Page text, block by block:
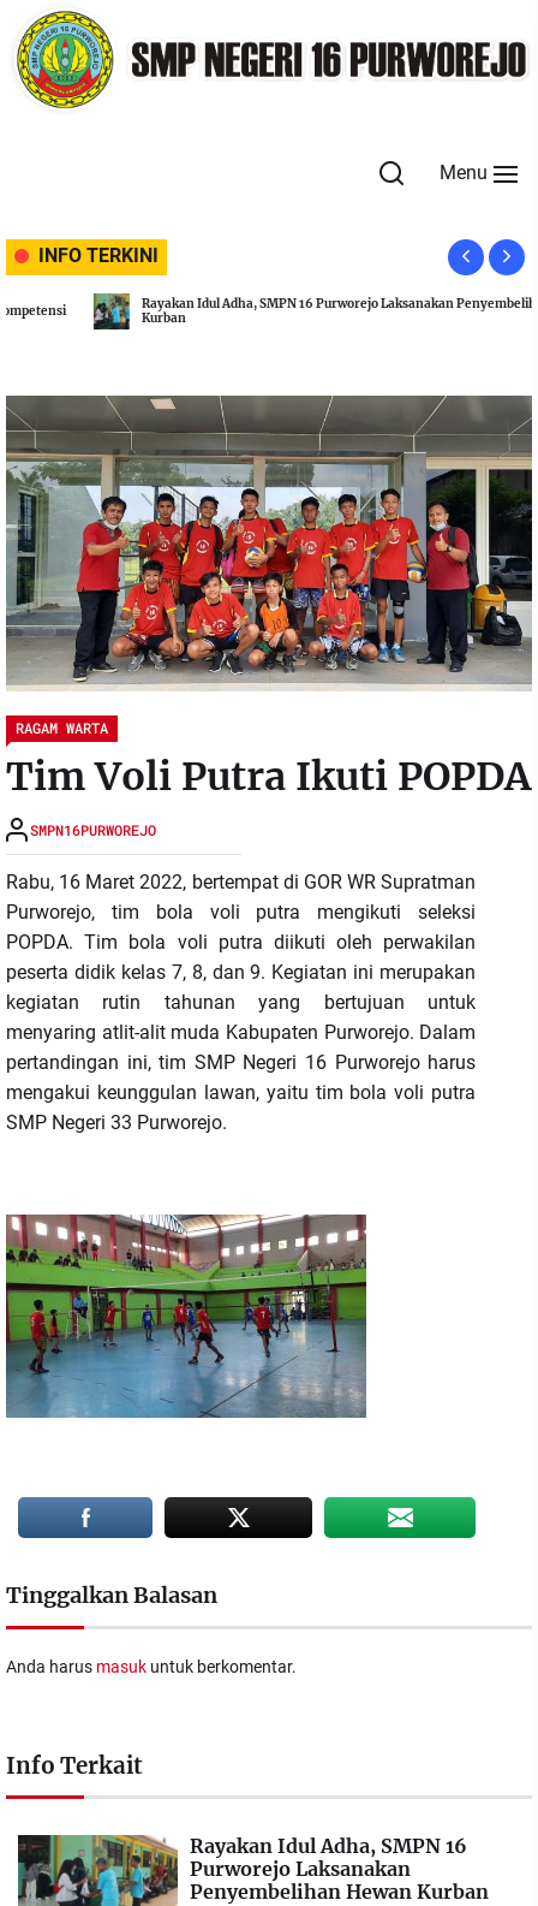
the
content
Menu
INFO TERKINI
Rayakan Idul Adha, SMPN 16 Purworejo Laksanakan Penyembelihan Hewan
Kurban
RAGAM WARTA
Tim Voli Putra Ikuti POPDA
SMPN16PURWOREJO
Rabu, 16 Maret 2022, bertempat di GOR WR Supratman
Purworejo, tim bola voli putra mengikuti seleksi
POPDA. Tim bola voli putra diikuti oleh perwakilan
peserta didik kelas 7, 8, dan 9. Kegiatan ini merupakan
kegiatan rutin tahunan yang bertujuan untuk
menyaring atlit-alit muda Kabupaten Purworejo. Dalam
pertandingan ini, tim SMP Negeri 16 Purworejo harus
mengakui keunggulan lawan, yaitu tim bola voli putra
SMP Negeri 33 Purworejo.
Tinggalkan Balasan
Anda harus masuk untuk berkomentar.
Info Terkait
Rayakan Idul Adha, SMPN 16
Purworejo Laksanakan
Penyembelihan Hewan Kurban